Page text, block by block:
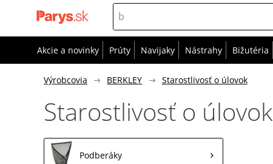
Akcie a novinky Prúty Navijaky Nástrahy Bižutéria
Výrobcovia BERKLEY Starostlivosť o úlovok
Starostlivosť o úlovok
Podberáky